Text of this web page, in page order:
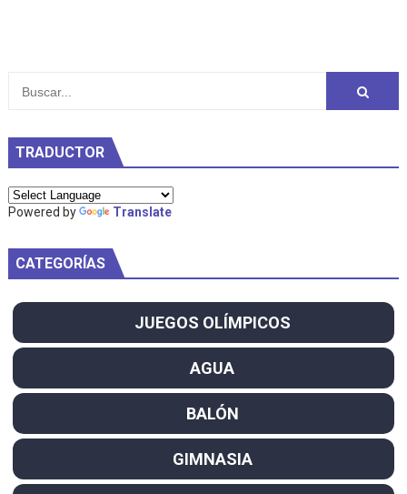
TRADUCTOR
Powered by Translate
CATEGORÍAS
JUEGOS OLÍMPICOS
AGUA
BALÓN
GIMNASIA